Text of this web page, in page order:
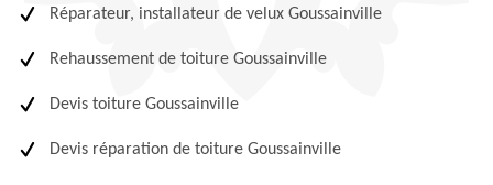
Réparateur, installateur de velux Goussainville
Rehaussement de toiture Goussainville
Devis toiture Goussainville
Devis réparation de toiture Goussainville